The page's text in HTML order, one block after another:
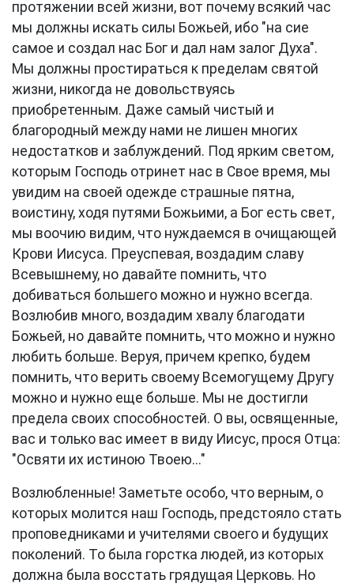
протяжении всей жизни, вот почему всякий час
мы должны искать силы Божьей, ибо "на сие
самое и создал нас Бог и дал нам залог Духа".
Мы должны простираться к пределам святой
жизни, никогда не довольствуясь
приобретенным. Даже самый чистый и
благородный между нами не лишен многих
недостатков и заблуждений. Под ярким светом,
которым Господь отринет нас в Свое время, мы
увидим на своей одежде страшные пятна,
воистину, ходя путями Божьими, а Бог есть свет,
мы воочию видим, что нуждаемся в очищающей
Крови Иисуса. Преуспевая, воздадим славу
Всевышнему, но давайте помнить, что
добиваться большего можно и нужно всегда.
Возлюбив много, воздадим хвалу благодати
Божьей, но давайте помнить, что можно и нужно
любить больше. Веруя, причем крепко, будем
помнить, что верить своему Всемогущему Другу
можно и нужно еще больше. Мы не достигли
предела своих способностей. O вы, освященные,
вас и только вас имеет в виду Иисус, прося Отца:
"Освяти их истиною Твоею..."
Возлюбленные! Заметьте особо, что верным, о
которых молится наш Господь, предстояло стать
проповедниками и учителями своего и будущих
поколений. То была горстка людей, из которых
должна была восстать грядущая Церковь. Но